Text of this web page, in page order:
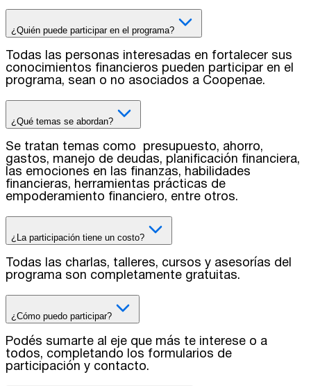
¿Quién puede participar en el programa?
Todas las personas interesadas en fortalecer sus
conocimientos financieros pueden participar en el
programa, sean o no asociados a Coopenae.
¿Qué temas se abordan?
Se tratan temas como presupuesto, ahorro,
gastos, manejo de deudas, planificación financiera,
las emociones en las finanzas, habilidades
financieras, herramientas prácticas de
empoderamiento financiero, entre otros.
¿La participación tiene un costo?
Todas las charlas, talleres, cursos y asesorías del
programa son completamente gratuitas.
¿Cómo puedo participar?
Podés sumarte al eje que más te interese o a
todos, completando los formularios de
participación y contacto.